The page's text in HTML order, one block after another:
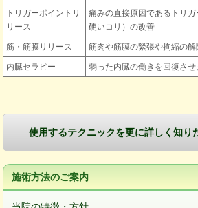
トリガーポイントリ
リース
痛みの直接原因であるトリ
硬いコリ）の改善
筋・筋膜リリース 筋肉や筋膜の緊張や拘縮の解
内臓セラピー 弱った内臓の働きを回復させ
使用するテクニックを更に詳しく知り
施術方法のご案内